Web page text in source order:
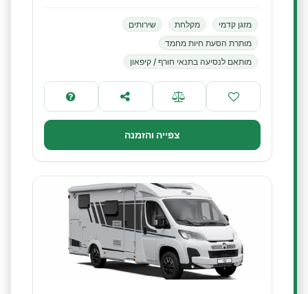
מזגן קדמי מקלחת
שירותים
מותרת הסעת חיות מחמד
מותאם לנסיעה בתנאי חורף / קיפאון
צפייה והזמנה